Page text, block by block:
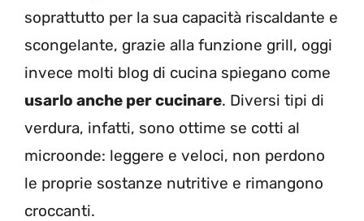
soprattutto per la sua capacità riscaldante e
scongelante, grazie alla funzione grill, oggi
invece molti blog di cucina spiegano come
usarlo anche per cucinare. Diversi tipi di
verdura, infatti, sono ottime se cotti al
microonde: leggere e veloci, non perdono
le proprie sostanze nutritive e rimangono
croccanti.